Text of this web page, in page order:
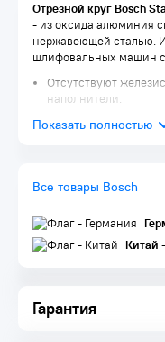
Гарантия
Отрезной круг Bosch
- из оксида алюминия
нержавеющей сталью.
шлифовальных машин
Отсутствуют
наполнители.
Все товары Bosch
Китай